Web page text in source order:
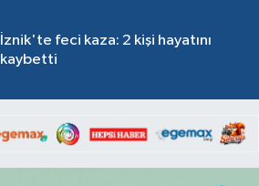
İznik'te feci kaza: 2 kişi hayatını
kaybetti